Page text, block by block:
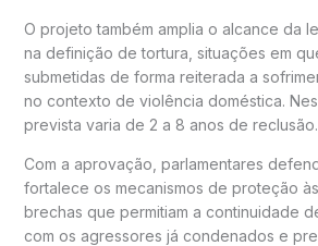
O projeto também amplia o alcance da
na definição de tortura, situações em
submetidas de forma reiterada a
no contexto de violência doméstica.
prevista varia de 2 a 8 anos de reclusão.
Com a aprovação, parlamentares
fortalece os mecanismos de proteção
brechas que permitiam a continuidade
com os agressores já condenados e